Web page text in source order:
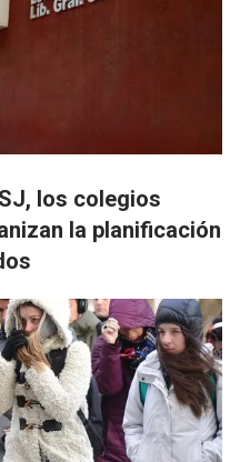
los colegios
la planificación